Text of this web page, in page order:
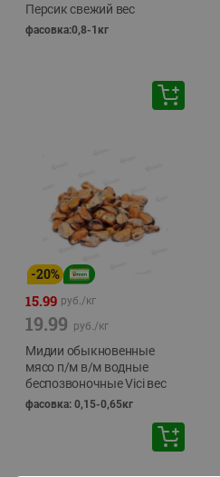
Персик свежий вес
фасовка:0,8-1кг
-20%
15.99 руб./кг
19.99 руб./кг
Мидии обыкновенные
мясо п/м в/м водные
беспозвоночные Vici вес
фасовка: 0,15-0,65кг